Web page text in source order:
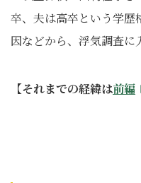
卒、夫は高卒という学歴
因などから、浮気調査に
【それまでの経緯は前編